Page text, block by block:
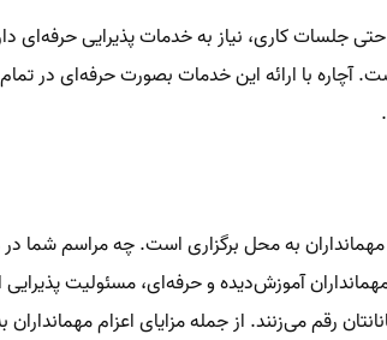
جلسات کاری، نیاز به خدمات پذیرایی حرفه‌ای
آچاره با ارائه این خدمات بصورت حرفه‌ای در
به محل برگزاری است. چه مراسم شما
آموزش‌دیده و حرفه‌ای، مسئولیت
رقم می‌زنند. از جمله مزایای اعزام